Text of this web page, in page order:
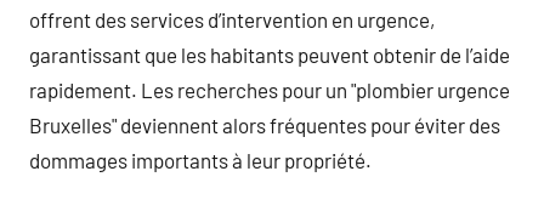
offrent des services d’intervention en urgence,
garantissant que les habitants peuvent obtenir de l’aide
rapidement. Les recherches pour un "plombier urgence
Bruxelles" deviennent alors fréquentes pour éviter des
dommages importants à leur propriété.